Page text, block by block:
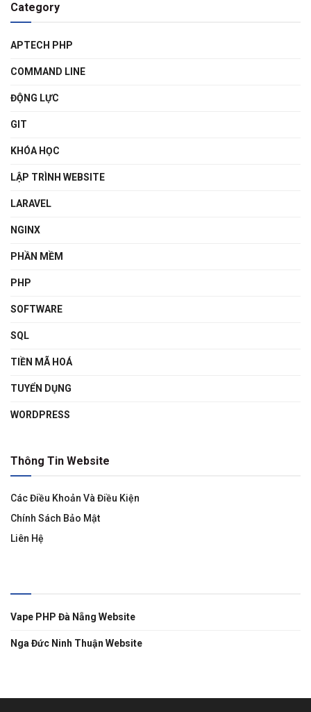
Category
APTECH PHP
COMMAND LINE
ĐỘNG LỰC
GIT
KHÓA HỌC
LẬP TRÌNH WEBSITE
LARAVEL
NGINX
PHẦN MỀM
PHP
SOFTWARE
SQL
TIỀN MÃ HOÁ
TUYỂN DỤNG
WORDPRESS
Thông Tin Website
Các Điều Khoản Và Điều Kiện
Chính Sách Bảo Mật
Liên Hệ
Vape PHP Đà Nẵng Website
Nga Đức Ninh Thuận Website